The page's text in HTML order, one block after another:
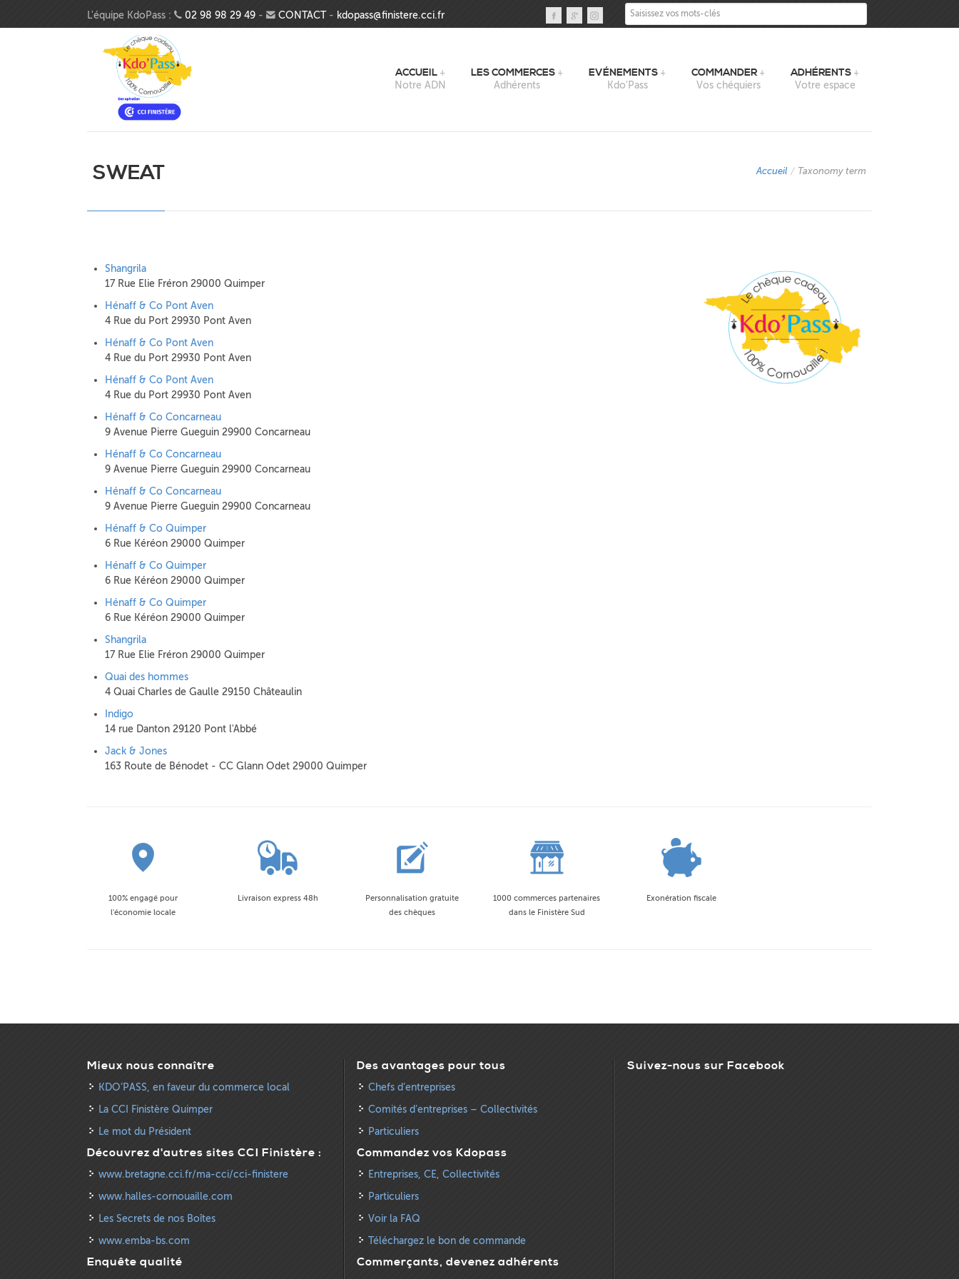
Aller au contenu principal
L'équipe KdoPass : 02 98 98 29 49 - CONTACT - kdopass@finistere.cci.fr Saisissez vos mots-clés
ACCUEIL
Notre ADN
LES COMMERCES
Adhérents
EVÉNEMENTS
Kdo'Pass
COMMANDER
Vos chéquiers
ADHÉRENTS
Votre espace
SWEAT Accueil / Taxonomy term
Shangrila
17 Rue Elie Fréron 29000 Quimper
Hénaff & Co Pont Aven
4 Rue du Port 29930 Pont Aven
Hénaff & Co Pont Aven
4 Rue du Port 29930 Pont Aven
Hénaff & Co Pont Aven
4 Rue du Port 29930 Pont Aven
Hénaff & Co Concarneau
9 Avenue Pierre Gueguin 29900 Concarneau
Hénaff & Co Concarneau
9 Avenue Pierre Gueguin 29900 Concarneau
Hénaff & Co Concarneau
9 Avenue Pierre Gueguin 29900 Concarneau
Hénaff & Co Quimper
6 Rue Kéréon 29000 Quimper
Hénaff & Co Quimper
6 Rue Kéréon 29000 Quimper
Hénaff & Co Quimper
6 Rue Kéréon 29000 Quimper
Shangrila
17 Rue Elie Fréron 29000 Quimper
Quai des hommes
4 Quai Charles de Gaulle 29150 Châteaulin
Indigo
14 rue Danton 29120 Pont l'Abbé
Jack & Jones
163 Route de Bénodet - CC Glann Odet 29000 Quimper
100% engagé pour
l'économie locale
Livraison express 48h
Personnalisation gratuite
des chèques
1000 commerces partenaires
dans le Finistère Sud
Exonération fiscale
Mieux nous connaître
KDO’PASS, en faveur du commerce local
La CCI Finistère Quimper
Le mot du Président
Découvrez d'autres sites CCI Finistère :
www.bretagne.cci.fr/ma-cci/cci-finistere
www.halles-cornouaille.com
Les Secrets de nos Boîtes
www.emba-bs.com
Enquête qualité
Des avantages pour tous
Chefs d’entreprises
Comités d’entreprises – Collectivités
Particuliers
Commandez vos Kdopass
Entreprises, CE, Collectivités
Particuliers
Voir la FAQ
Téléchargez le bon de commande
Commerçants, devenez adhérents
Suivez-nous sur Facebook